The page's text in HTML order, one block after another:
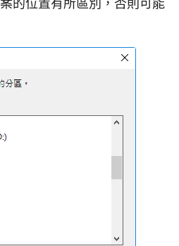
的位置有所區別，否則可能